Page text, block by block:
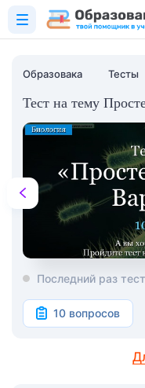
Образовака Тесты
Тест на тему
Последний раз
10 вопросов